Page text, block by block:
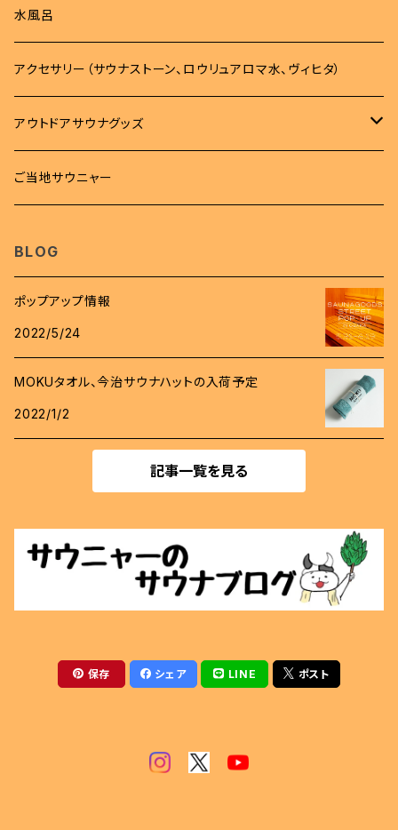
ロンT
サウナマット
バッグ
バッグ
サコッシュ
タオル
MOKUタオル
雑貨
キーホルダー
バッジ
ワッペン
ぬいぐるみ
サウナハット
タオル
雑貨
サウナマット
水風呂
アクセサリー（サウナストーン、ロウリュアロマ水、ヴィヒタ）
アウトドアサウナグッズ
柄杓
斧
テントサウナ
サウナベンチ
火ばさみ
ご当地サウニャー
BLOG
ポップアップ情報
2022/5/24
MOKUタオル、今治サウナハットの入荷予定
2022/1/2
記事一覧を見る
保存 シェア LINE ポスト